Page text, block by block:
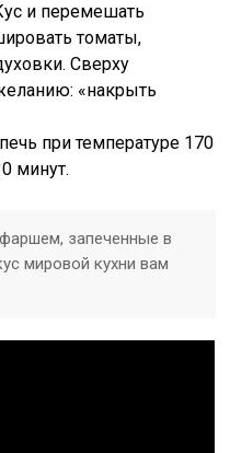
и перемешать
томаты,
Сверху
«накрыть
при температуре 170
минут.
запеченные в
мировой кухни вам